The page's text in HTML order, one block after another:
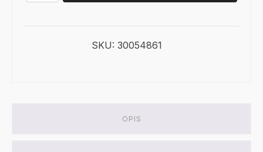
SKU: 30054861
OPIS